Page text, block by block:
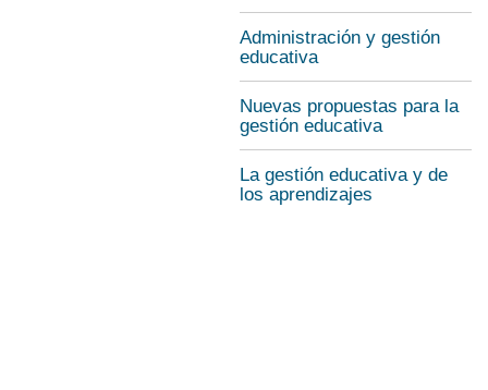
Administración y gestión
educativa
Nuevas propuestas para la
gestión educativa
La gestión educativa y de
los aprendizajes